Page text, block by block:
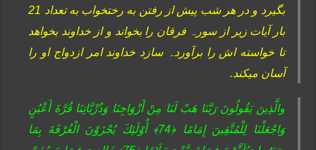
بگیرد و در هر شب پیش از رفتن به رختخواب به تعداد 21
بار آیات زیر از سورہ فرقان را بخواند و از خداوند بخواهد
تا خواسته اش را برآوردہ سازد خداوند امر ازدواج او را
آسان میكند.
والَّذِینَ یَقُولُونَ رَبَّنَا هَبْ لَنَا مِنْ أَزْوَاجِنَا وَذُرِّیَّاتِنَا قُرَّةَ أَعْیُنٍ
وَاجْعَلْنَا لِلْمُتَّقِینَ إِمَامًا ﴿74﴾ أُوْلَئِكَ یُجْزَوْنَ الْغُرْفَةَ بِمَا